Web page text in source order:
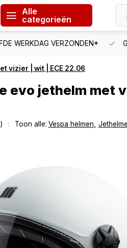
Alle
categorieën
WERKDAG VERZONDEN*
vizier | wit | ECE 22.06
evo jethelm met
Toon alle: Vespa helmen